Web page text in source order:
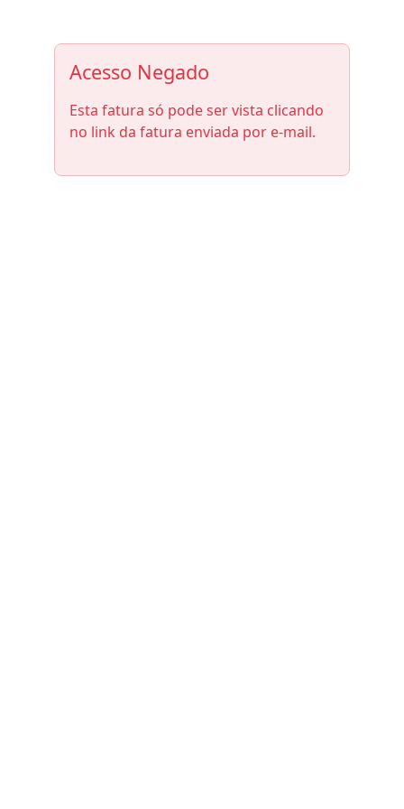
Acesso Negado
Esta fatura só pode ser vista clicando
no link da fatura enviada por e-mail.